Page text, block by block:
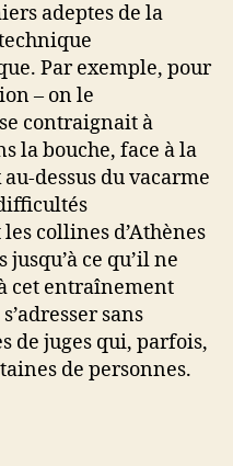
adeptes de la
Par exemple, pour
– on le
contraignait à
la bouche, face à la
dessus du vacarme
collines d’Athènes
ce qu’il ne
cet entraînement
sans
de juges qui, parfois,
de personnes.